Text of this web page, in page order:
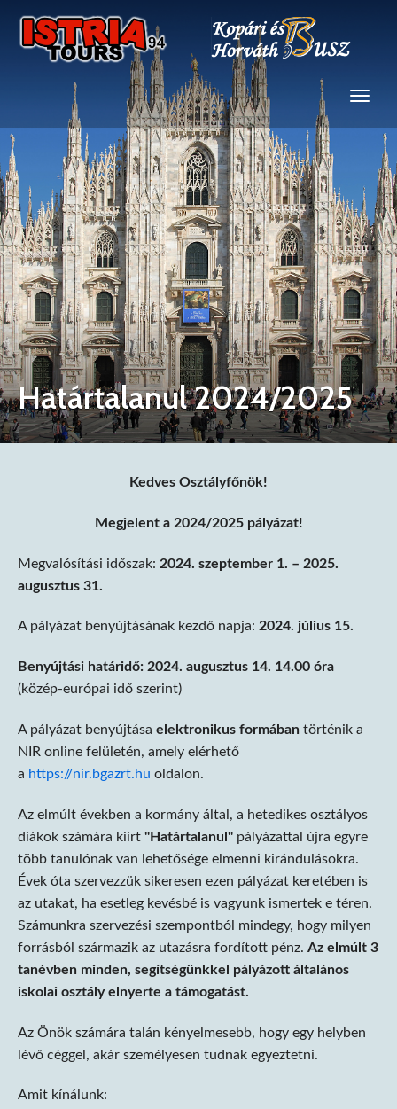
Határtalanul 2024/2025
Kedves Osztályfőnök!
Megjelent a 2024/2025 pályázat!
Megvalósítási időszak: 2024. szeptember 1. – 2025.
augusztus 31.
A pályázat benyújtásának kezdő napja: 2024. július 15.
Benyújtási határidő: 2024. augusztus 14. 14.00 óra
(közép-európai idő szerint)
A pályázat benyújtása elektronikus formában történik a
NIR online felületén, amely elérhető
a https://nir.bgazrt.hu oldalon.
Az elmúlt években a kormány által, a hetedikes osztályos
diákok számára kiírt "Határtalanul" pályázattal újra egyre
több tanulónak van lehetősége elmenni kirándulásokra.
Évek óta szervezzük sikeresen ezen pályázat keretében is
az utakat, ha esetleg kevésbé is vagyunk ismertek e téren.
Számunkra szervezési szempontból mindegy, hogy milyen
forrásból származik az utazásra fordított pénz. Az elmúlt 3
tanévben minden, segítségünkkel pályázott általános
iskolai osztály elnyerte a támogatást.
Az Önök számára talán kényelmesebb, hogy egy helyben
lévő céggel, akár személyesen tudnak egyeztetni.
Amit kínálunk: